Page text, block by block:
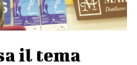
il tema